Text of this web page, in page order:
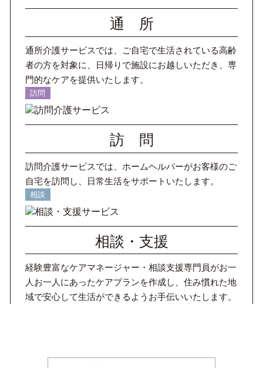
通 所
通所介護サービスでは、ご自宅で生活されている高齢
者の方を対象に、日帰りで施設にお越しいただき、専
門的なケアを提供いたします。
訪問
訪 問
訪問介護サービスでは、ホームヘルパーがお客様のご
自宅を訪問し、日常生活をサポートいたします。
相談
相談・支援
経験豊富なケアマネージャー・相談支援専門員がお一
人お一人にあったケアプランを作成し、住み慣れた地
域で安心して生活ができるようお手伝いいたします。